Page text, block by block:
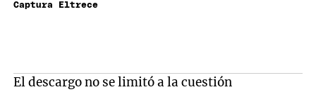
Captura Eltrece
El descargo no se limitó a la cuestión